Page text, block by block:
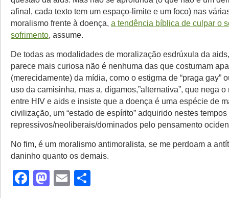
afinal, cada texto tem um espaço-limite e um foco) nas
moralismo frente à doença, a tendência bíblica de culpar o
sofrimento, assume.
De todas as modalidades de moralização esdrúxula da
parece mais curiosa não é nenhuma das que costumam
(merecidamente) da mídia, como o estigma de “praga gay”
uso da camisinha, mas a, digamos,”alternativa”, que nega
entre HIV e aids e insiste que a doença é uma espécie de
civilização, um “estado de espírito” adquirido nestes tempos
repressivos/neoliberais/dominados pelo pensamento
No fim, é um moralismo antimoralista, se me perdoam a
daninho quanto os demais.
Facebook
Mastodon
Email